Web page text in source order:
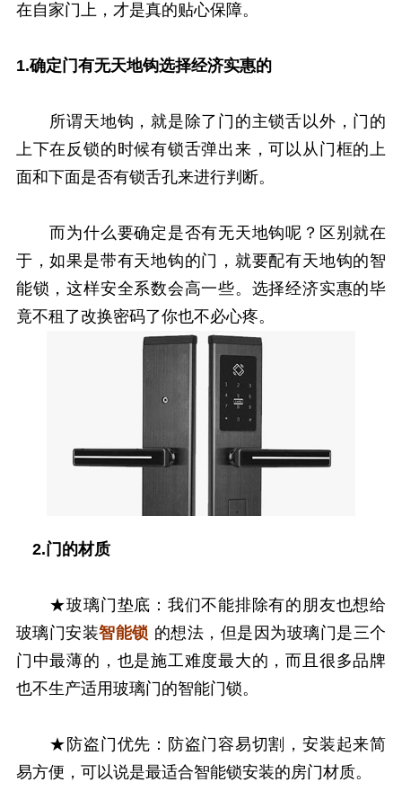
在自家门上，才是真的贴心保障。
1.确定门有无天地钩选择经济实惠的
所谓天地钩，就是除了门的主锁舌以外，门的
上下在反锁的时候有锁舌弹出来，可以从门框的上
面和下面是否有锁舌孔来进行判断。
而为什么要确定是否有无天地钩呢？区别就在
于，如果是带有天地钩的门，就要配有天地钩的智
能锁，这样安全系数会高一些。选择经济实惠的毕
竟不租了改换密码了你也不必心疼。
2.门的材质
★玻璃门垫底：我们不能排除有的朋友也想给
玻璃门安装智能锁 的想法，但是因为玻璃门是三个
门中最薄的，也是施工难度最大的，而且很多品牌
也不生产适用玻璃门的智能门锁。
★防盗门优先：防盗门容易切割，安装起来简
易方便，可以说是最适合智能锁安装的房门材质。